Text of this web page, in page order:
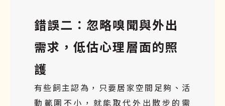
錯誤二：忽略嗅聞與外出
需求，低估心理層面的照
護
有些飼主認為，只要居家空間足夠、活
動範圍不小，就能取代外出散步的需